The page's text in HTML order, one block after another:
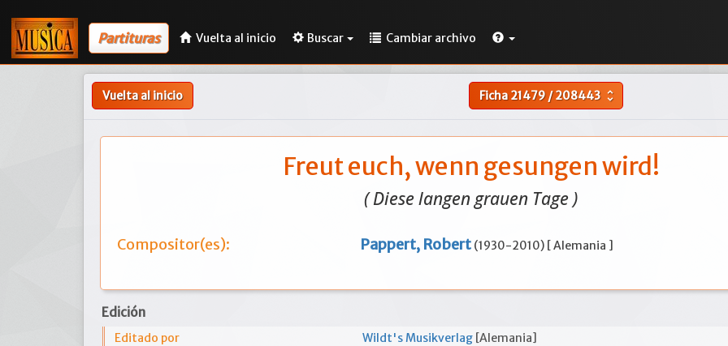
Partituras Vuelta al inicio Buscar Cambiar archivo
Vuelta al inicio Ficha21479/208443 unfold_more
Freut euch, wenn gesungen wird!
( Diese langen grauen Tage )
Compositor(es): Pappert, Robert (1930-2010) [ Alemania ]
Edición
Editado por Wildt's Musikverlag [Alemania]